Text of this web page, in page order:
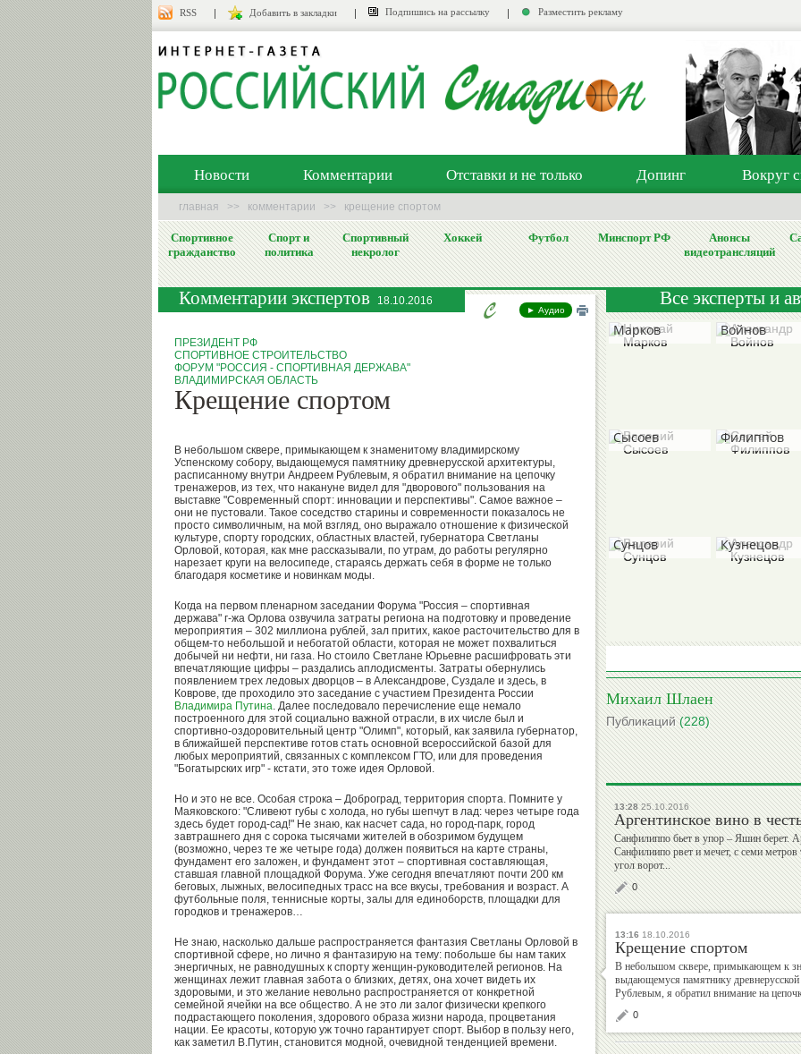
RSS Добавить в закладки Подпишись на рассылку Разместить рекламу
Новости Комментарии Отставки и не только Допинг Вокруг
главная >> комментарии >> крещение спортом
Спортивное
гражданство
Спорт и
политика
Спортивный
некролог
Хоккей Футбол Минспорт РФ
Анонсы
видеотрансляций
Комментарии экспертов 18.10.2016
► Аудио
ПРЕЗИДЕНТ РФ
СПОРТИВНОЕ СТРОИТЕЛЬСТВО
ФОРУМ "РОССИЯ - СПОРТИВНАЯ ДЕРЖАВА"
ВЛАДИМИРСКАЯ ОБЛАСТЬ
Крещение спортом
В небольшом сквере, примыкающем к знаменитому владимирскому
Успенскому собору, выдающемуся памятнику древнерусской архитектуры,
расписанному внутри Андреем Рублевым, я обратил внимание на цепочку
тренажеров, из тех, что накануне видел для "дворового" пользования на
выставке "Современный спорт: инновации и перспективы". Самое важное –
они не пустовали. Такое соседство старины и современности показалось не
просто символичным, на мой взгляд, оно выражало отношение к физической
культуре, спорту городских, областных властей, губернатора Светланы
Орловой, которая, как мне рассказывали, по утрам, до работы регулярно
нарезает круги на велосипеде, стараясь держать себя в форме не только
благодаря косметике и новинкам моды.
Когда на первом пленарном заседании Форума "Россия – спортивная
держава" г-жа Орлова озвучила затраты региона на подготовку и проведение
мероприятия – 302 миллиона рублей, зал притих, какое расточительство для в
общем-то небольшой и небогатой области, которая не может похвалиться
добычей ни нефти, ни газа. Но стоило Светлане Юрьевне расшифровать эти
впечатляющие цифры – раздались аплодисменты. Затраты обернулись
появлением трех ледовых дворцов – в Александрове, Суздале и здесь, в
Коврове, где проходило это заседание с участием Президента России
Владимира Путина. Далее последовало перечисление еще немало
построенного для этой социально важной отрасли, в их числе был и
спортивно-оздоровительный центр "Олимп", который, как заявила губернатор,
в ближайшей перспективе готов стать основной всероссийской базой для
любых мероприятий, связанных с комплексом ГТО, или для проведения
"Богатырских игр" - кстати, это тоже идея Орловой.
Но и это не все. Особая строка – Доброград, территория спорта. Помните у
Маяковского: "Сливеют губы с холода, но губы шепчут в лад: через четыре года
здесь будет город-сад!" Не знаю, как насчет сада, но город-парк, город
завтрашнего дня с сорока тысячами жителей в обозримом будущем
(возможно, через те же четыре года) должен появиться на карте страны,
фундамент его заложен, и фундамент этот – спортивная составляющая,
ставшая главной площадкой Форума. Уже сегодня впечатляют почти 200 км
беговых, лыжных, велосипедных трасс на все вкусы, требования и возраст. А
футбольные поля, теннисные корты, залы для единоборств, площадки для
городков и тренажеров…
Не знаю, насколько дальше распространяется фантазия Светланы Орловой в
спортивной сфере, но лично я фантазирую на тему: побольше бы нам таких
энергичных, не равнодушных к спорту женщин-руководителей регионов. На
женщинах лежит главная забота о близких, детях, она хочет видеть их
здоровыми, и это желание невольно распространяется от конкретной
семейной ячейки на все общество. А не это ли залог физически крепкого
подрастающего поколения, здорового образа жизни народа, процветания
нации. Ее красоты, которую уж точно гарантирует спорт. Выбор в пользу него,
как заметил В.Путин, становится модной, очевидной тенденцией времени.
Все эксперты и
Николай
Марков
Александр
Войнов
Сысоев
Филиппов
Сунцов
Кузнецов
Степанов
Гришин
Вячеслав
Колосков
Виктор
Коноплев
Валерий
Штейнбах
Михаил
Шлаен
Рудольф
Незвецкий
Алексей
Власенко
Михаил Шлаен
Публикаций(228)
13:2825.10.2016
Аргентинское вино в
Санфилиппо бьет в упор – Яшин берет.
Санфилиипо рвет и мечет, с семи
угол ворот...
0
13:16 18.10.2016
Крещение спортом
В небольшом сквере, примыкающем к
выдающемуся памятнику
Рублевым, я обратил внимание на
0